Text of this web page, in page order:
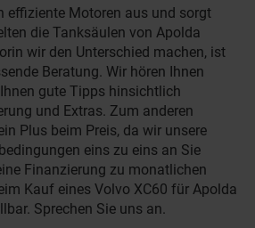
effiziente Motoren aus und sorgt
die Tanksäulen von Apolda
wir den Unterschied machen, ist
Beratung. Wir hören Ihnen
gute Tipps hinsichtlich
und Extras. Zum anderen
Plus beim Preis, da wir unsere
eins zu eins an Sie
Finanzierung zu monatlichen
Kauf eines Volvo XC60 für Apolda
Sprechen Sie uns an.